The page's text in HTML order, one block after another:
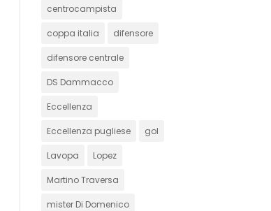
centrocampista
coppa italia difensore
difensore centrale
DS Dammacco
Eccellenza
Eccellenza pugliese gol
Lavopa Lopez
Martino Traversa
mister Di Domenico